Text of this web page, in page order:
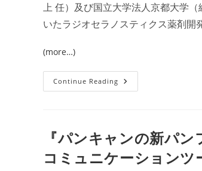
上 任）及び国立大学法人京都大学
いたラジオセラノスティクス薬剤開
(more…)
Continue Reading 国
内
ル
テ
チ
ウ
ム-177
『パンキャンの新パ
コミュニケーションツ